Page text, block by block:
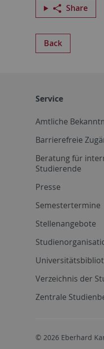
Share
Back
Service
Amtliche
Barrierefreie
Beratung für
Studierende
Presse
Semestertermine
Stellenangebote
Verzeichnis der
Zentrale
© 2026 Eberhard